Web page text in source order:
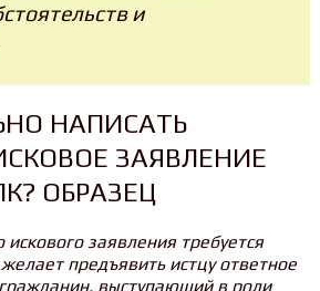
и
НАПИСАТЬ
ЗАЯВЛЕНИЕ
ОБРАЗЕЦ
искового заявления требуется
предъявить истцу ответное
выступающий в роли